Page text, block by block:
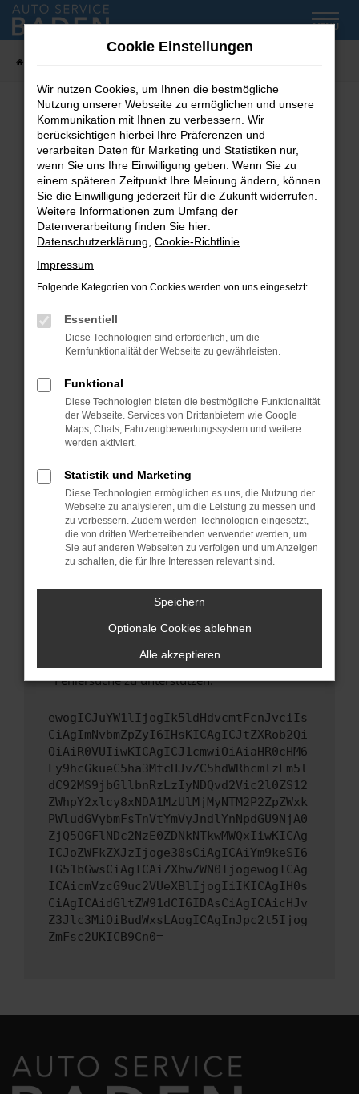
Zum
Hauptinhalt
MENÜ
Fehler: Network Error
Beim Laden ist ein Fehler aufgetreten.
Hier sind ein paar Tipps, die dir helfen können:
Überprüfe deine Firewall und deine
Internetverbindung.
Laden andere Webseiten, zum Beispiel deine
Suchmaschine?
Prüfe deine Browsererweiterungen.
können das Laden bestimmter Seiten
verhindern. Funktioniert die Seite in einem
Fenster?
Starte dein Gerät neu.
Das kann manchmal helfen, vorübergehende
Probleme zu beheben.
Betriebssystem auf dem neuesten Stand
sind.
Veraltete Software birgt nicht nur ein
Sicherheitsrisiko, sondern kann auch dazu
führen, dass bestimmte Funktionen nicht mehr
unterstützt werden.
Wende dich an den Webseitenbetreiber.
Wenn du alle oben genannten Schritte versucht
hast, kontaktiere uns bitte. Wir werden
uns diesen Text schicken, um uns bei der
Fehlersuche zu unterstützen:
ewogICJuYW1lIjogIk5ldHdvcmtFcnJvciIs
CiAgImNvbmZpZyI6IHsKICAgICJtZXRob2Qi
OiAiR0VUIiwKICAgICJ1cmwiOiAiaHR0cHM6
Ly9hcGkueC5ha3MtcHJvZC5hdWRhcmlzLm5l
dC92MS9jbGllbnRzLzIyNDQvd2Vic2l0ZS12
ZWhpY2xlcy8xNDA1MzUlMjMyNTM2P2ZpZWxk
PWludGVybmFsTnVtYmVyJndlYnNpdGU9NjA0
ZjQ5OGFlNDc2NzE0ZDNkNTkwMWQxIiwKICAg
ICJoZWFkZXJzIjoge30sCiAgICAiYm9keSI6
IG51bGwsCiAgICAiZXhwZWN0IjogewogICAg
ICAicmVzcG9uc2VUeXBlIjogIiIKICAgIH0s
CiAgICAidGltZW91dCI6IDAsCiAgICAicHJv
Z3Jlc3MiOiBudWxsLAogICAgInJpc2t5Ijog
ZmFsc2UKICB9Cn0=
Cookie Einstellungen
Wir nutzen Cookies, um Ihnen die bestmögliche
Nutzung unserer Webseite zu ermöglichen und unsere
Kommunikation mit Ihnen zu verbessern. Wir
berücksichtigen hierbei Ihre Präferenzen und
verarbeiten Daten für Marketing und Statistiken nur,
wenn Sie uns Ihre Einwilligung geben. Wenn Sie zu
einem späteren Zeitpunkt Ihre Meinung ändern, können
Sie die Einwilligung jederzeit für die Zukunft widerrufen.
Weitere Informationen zum Umfang der
Datenverarbeitung finden Sie hier:
Datenschutzerklärung Cookie-Richtlinie
Impressum
Folgende Kategorien von Cookies werden von uns eingesetzt:
Essentiell
Diese Technologien sind erforderlich, um die
Kernfunktionalität der Webseite zu gewährleisten.
Funktional
Diese Technologien bieten die bestmögliche Funktionalität
der Webseite. Services von Drittanbietern wie Google
Maps, Chats, Fahrzeugbewertungssystem und weitere
werden aktiviert.
Statistik und Marketing
Diese Technologien ermöglichen es uns, die Nutzung der
Webseite zu analysieren, um die Leistung zu messen und
zu verbessern. Zudem werden Technologien eingesetzt,
die von dritten Werbetreibenden verwendet werden, um
Sie auf anderen Webseiten zu verfolgen und um Anzeigen
zu schalten, die für Ihre Interessen relevant sind.
Speichern
Optionale Cookies ablehnen
Alle akzeptieren